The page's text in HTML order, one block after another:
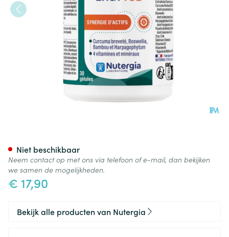
€ 17,90
Niet beschikbaar
Neem contact op met ons via telefoon of e-mail, dan bekijken
we samen de mogelijkheden.
Bekijk alle producten van Nutergia